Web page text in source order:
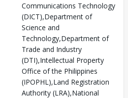
Communications Technology
(DICT),Department of
Science and
Technology,Department of
Trade and Industry
(DTI),Intellectual Property
Office of the Philippines
(IPOPHL),Land Registration
Authority (LRA),National